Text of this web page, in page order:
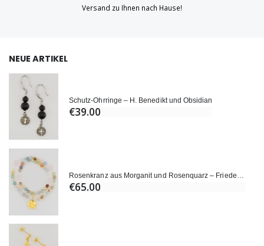
Versand zu Ihnen nach Hause!
NEUE ARTIKEL
Schutz-Ohrringe – H. Benedikt und Obsidian
€39.00
€65.00